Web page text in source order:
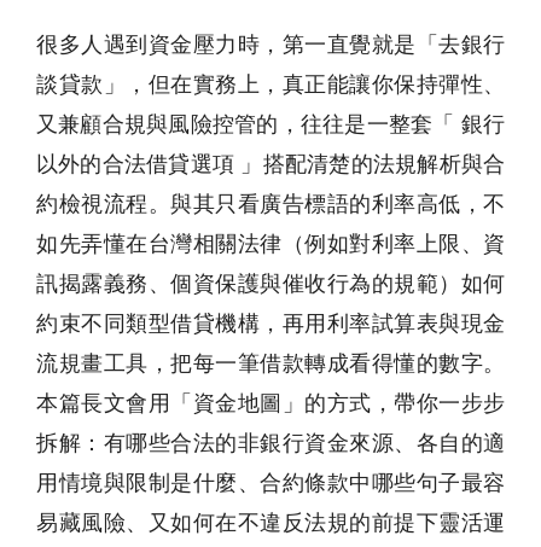
很多人遇到資金壓力時，第一直覺就是「去銀行
談貸款」，但在實務上，真正能讓你保持彈性、
又兼顧合規與風險控管的，往往是一整套「 銀行
以外的合法借貸選項 」搭配清楚的法規解析與合
約檢視流程。與其只看廣告標語的利率高低，不
如先弄懂在台灣相關法律（例如對利率上限、資
訊揭露義務、個資保護與催收行為的規範）如何
約束不同類型借貸機構，再用利率試算表與現金
流規畫工具，把每一筆借款轉成看得懂的數字。
本篇長文會用「資金地圖」的方式，帶你一步步
拆解：有哪些合法的非銀行資金來源、各自的適
用情境與限制是什麼、合約條款中哪些句子最容
易藏風險、又如何在不違反法規的前提下靈活運